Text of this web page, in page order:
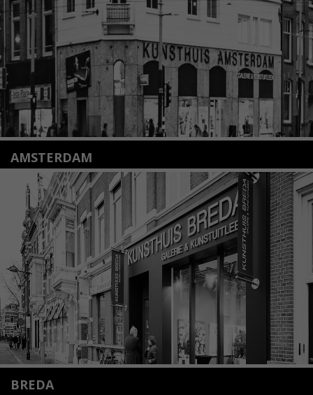
Lees meer
AMSTERDAM
Amstelveenseweg 135
1075 VX Amsterdam
+31 (0)20 2332546
info@kunsthuisamsterdam.nl
Lees meer
BREDA